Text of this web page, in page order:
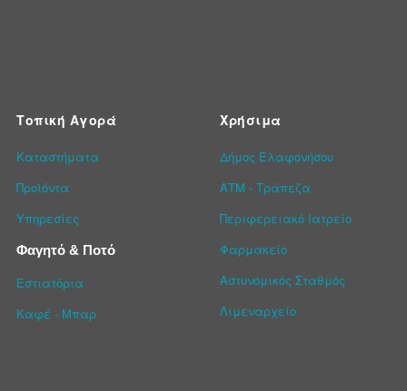
Τοπική Αγορά
Καταστήματα
Προϊόντα
Υπηρεσίες
Φαγητό & Ποτό
Εστιατόρια
Καφέ - Μπαρ
Χρήσιμα
Δήμος Ελαφονήσου
ΑΤΜ - Τράπεζα
Περιφερειακό Ιατρείο
Φαρμακείο
Αστυνομικός Σταθμός
Λιμεναρχείο